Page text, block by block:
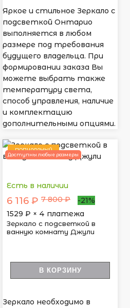
Яркое и стильное Зеркало с
подсветкой Онтарио
выполняется в любом
размере под требования
будущего владельца. При
формировании заказа Вы
можете выбрать также
температуру света,
способ управления, наличие
и комплектацию
дополнительными опциями.
ПОПУЛЯРНЫЙ
Доступны любые размеры
Есть в наличии
6 116 ₽ 7 800 ₽
-21%
1529 ₽ × 4 платежа
Зеркало с подсветкой в
ванную комнату Джули
В КОРЗИНУ
Зеркало необходимо в